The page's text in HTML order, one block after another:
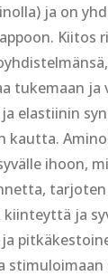
ja on
Kiitos
tukemaan ja
elastiinin
kautta.
ihoon,
kiinteyttä ja
ja
stimuloimaan